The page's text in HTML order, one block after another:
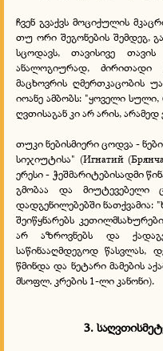
ჩვენ გვაქვს მოციქულის
თუ ორი შეგონების შემდეგ,
სცოდავს, თავისივე
ანალოგიურად,
მაცხოვრის ღმერთკაცობის
იოანე ამბობს: "ყოველი
ღვთისაგან კი არ არის,
თუკი ნებისმიერი ცოდვა -
სიჯიუტისა" (Игнатий
ერესი - ჭეშმარიტებისადმი
გმობაა და მიუტევებელი
დადგენილებებში
შეიწყნარებს
არ აზროვნებს და
საწინააღმდეგოდ წასვლას,
წმინდა და ნეტარი მამების
მსოფლ. კრების 1-ლი კანონი).
3.